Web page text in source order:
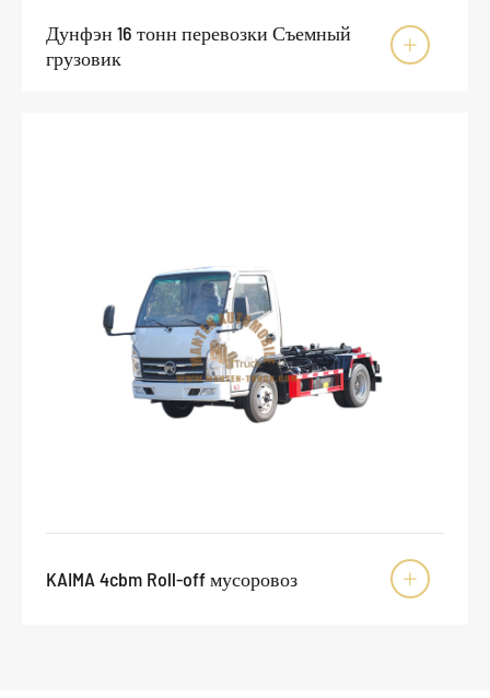
Дунфэн 16 тонн перевозки Съемный
грузовик

KAIMA 4cbm Roll-off мусоровоз 